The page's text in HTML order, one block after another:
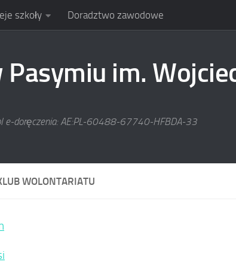
szkoły Doradztwo zawodowe
Pasymiu im.
e-doręczenia: AE:PL-60488-67740-HFBDA-33
WOLONTARIATU